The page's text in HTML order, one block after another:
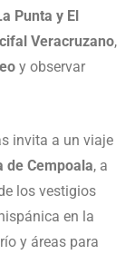
Punta y El
Veracruzano,
y observar
invita a un viaje
de Cempoala, a
los vestigios
en la
y áreas para